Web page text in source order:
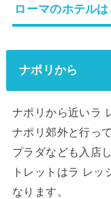
ローマのホテルは
ナポリから
ナポリから近いラ
ナポリ郊外と行っ
プラダなども入店
トレットはラ レッ
なります。